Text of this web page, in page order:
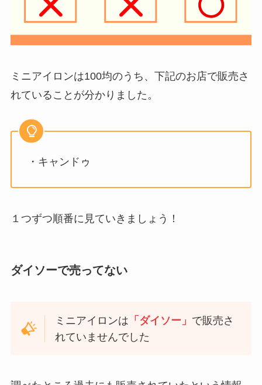
ミニアイロンは100均のうち、下記のお店で販売さ
れていることが分かりました。
・キャンドゥ
１つずつ順番に見ていきましょう！
ダイソーで売ってない
ミニアイロンは 「ダイソー」 で販売さ
れていませんでした